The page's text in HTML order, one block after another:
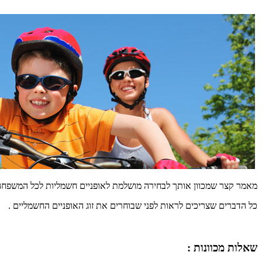
מאמר קצר שמכוון אותך לבחירה מושלמת לאופניים חשמליות לכל
כל הדברים שצריכים לראות לפני שבוחרים את זוג האופניים החשמליים .
שאלות מכוונות :